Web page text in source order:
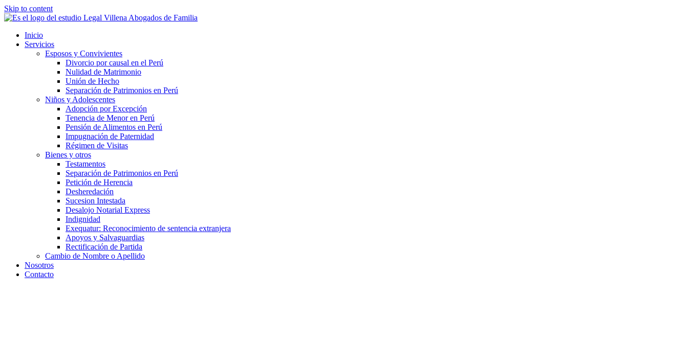
Skip to content
Inicio
Servicios
Esposos y Convivientes
Divorcio por causal en el Perú
Nulidad de Matrimonio
Unión de Hecho
Separación de Patrimonios en Perú
Niños y Adolescentes
Adopción por Excepción
Tenencia de Menor en Perú
Pensión de Alimentos en Perú
Impugnación de Paternidad
Régimen de Visitas
Bienes y otros
Testamentos
Separación de Patrimonios en Perú
Petición de Herencia
Desheredación
Sucesion Intestada
Desalojo Notarial Express
Indignidad
Exequatur: Reconocimiento de sentencia extranjera
Apoyos y Salvaguardias
Rectificación de Partida
Cambio de Nombre o Apellido
Nosotros
Contacto